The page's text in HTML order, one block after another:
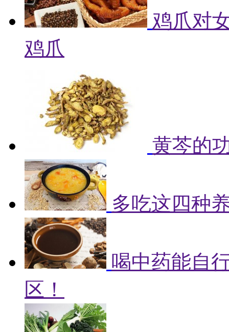
鸡爪对
鸡爪
黄芩的
多吃这四种
喝中药能自
区！